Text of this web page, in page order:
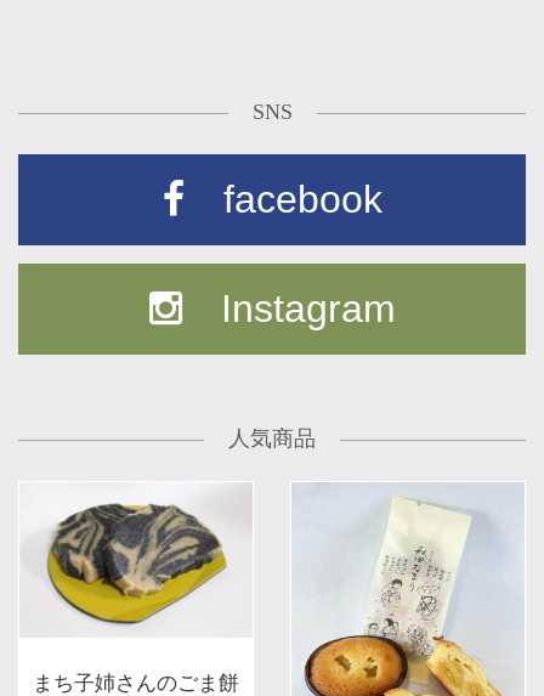
SNS
facebook
Instagram
人気商品
まち子姉さんのごま餅